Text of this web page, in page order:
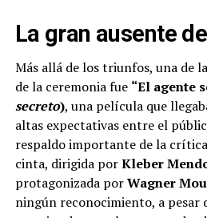
La gran ausente
Más allá de los triunfos, una de
de la ceremonia fue “El agente
secreto), una película que
altas expectativas entre el
respaldo importante de la
cinta, dirigida porKleber
protagonizada porWagner
ningún reconocimiento, a pesar